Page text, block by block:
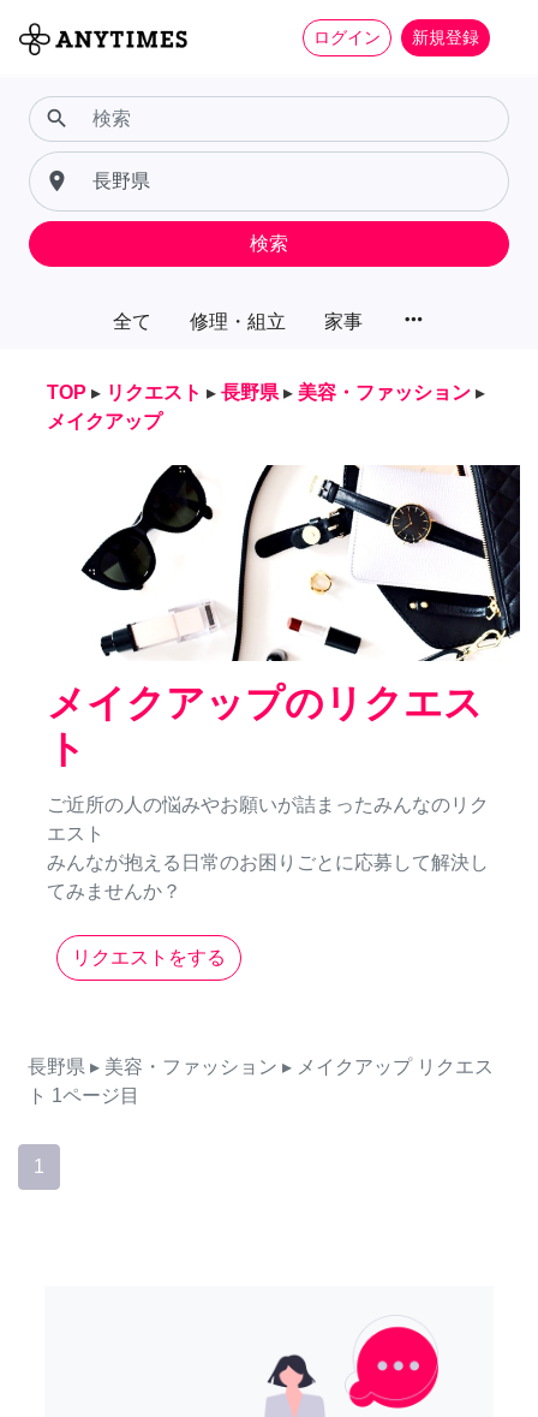
ログイン 新規登録
全て 修理・組立 家事 more_horiz
search
place
検索
TOP ▸ リクエスト ▸ 長野県 ▸ 美容・ファッション ▸
メイクアップ
メイクアップのリクエス
ト
ご近所の人の悩みやお願いが詰まったみんなのリク
エスト
みんなが抱える日常のお困りごとに応募して解決し
てみませんか？
リクエストをする
長野県 ▸ 美容・ファッション ▸ メイクアップ リクエス
ト 1ページ目
1